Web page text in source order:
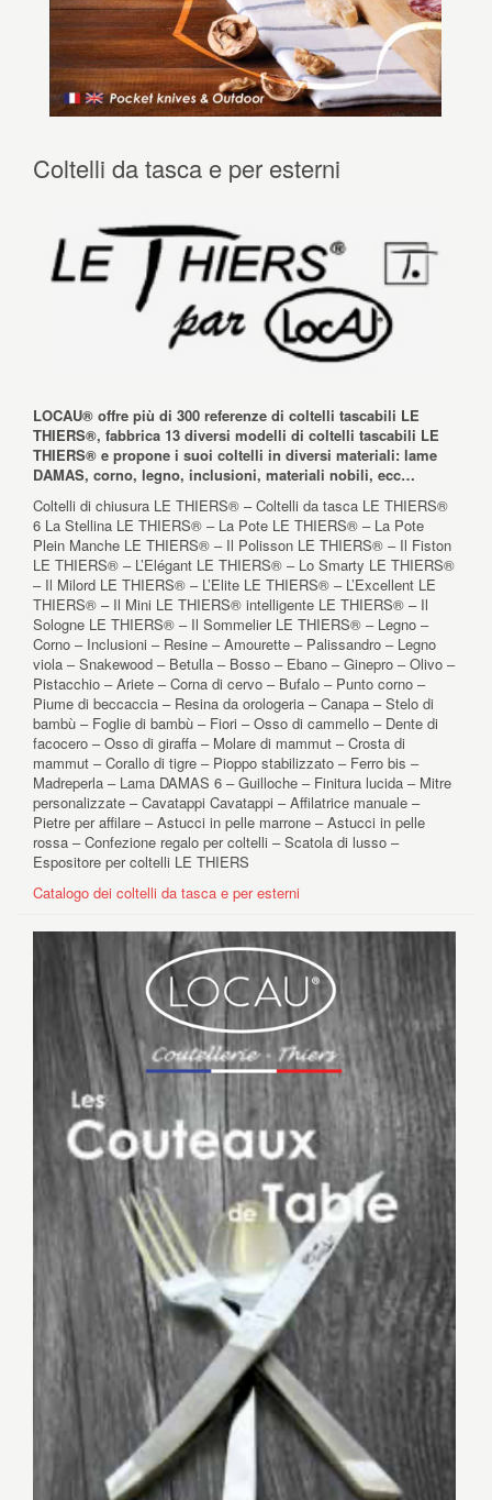
Coltelli da tasca e per esterni
LOCAU® offre più di 300 referenze di coltelli tascabili LE
THIERS®, fabbrica 13 diversi modelli di coltelli tascabili LE
THIERS® e propone i suoi coltelli in diversi materiali: lame
DAMAS, corno, legno, inclusioni, materiali nobili, ecc…
Coltelli di chiusura LE THIERS® – Coltelli da tasca LE THIERS®
6 La Stellina LE THIERS® – La Pote LE THIERS® – La Pote
Plein Manche LE THIERS® – Il Polisson LE THIERS® – Il Fiston
LE THIERS® – L’Elégant LE THIERS® – Lo Smarty LE THIERS®
– Il Milord LE THIERS® – L’Elite LE THIERS® – L’Excellent LE
THIERS® – Il Mini LE THIERS® intelligente LE THIERS® – Il
Sologne LE THIERS® – Il Sommelier LE THIERS® – Legno –
Corno – Inclusioni – Resine – Amourette – Palissandro – Legno
viola – Snakewood – Betulla – Bosso – Ebano – Ginepro – Olivo –
Pistacchio – Ariete – Corna di cervo – Bufalo – Punto corno –
Piume di beccaccia – Resina da orologeria – Canapa – Stelo di
bambù – Foglie di bambù – Fiori – Osso di cammello – Dente di
facocero – Osso di giraffa – Molare di mammut – Crosta di
mammut – Corallo di tigre – Pioppo stabilizzato – Ferro bis –
Madreperla – Lama DAMAS 6 – Guilloche – Finitura lucida – Mitre
personalizzate – Cavatappi Cavatappi – Affilatrice manuale –
Pietre per affilare – Astucci in pelle marrone – Astucci in pelle
rossa – Confezione regalo per coltelli – Scatola di lusso –
Espositore per coltelli LE THIERS
Catalogo dei coltelli da tasca e per esterni